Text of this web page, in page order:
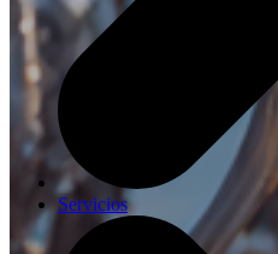
Servicios